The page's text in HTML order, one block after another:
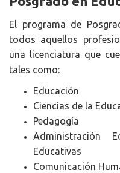
El programa de
todos aquellos
una licenciatura que
tales como:
Educación
Ciencias de la
Pedagogía
Administración
Educativas
Comunicación